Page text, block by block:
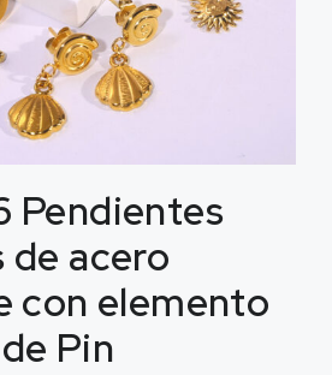
Pendientes
acero
con elemento
Pin